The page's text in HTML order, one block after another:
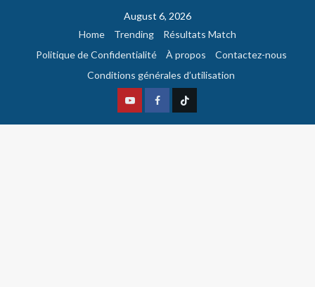
August 6, 2026
Home
Trending
Résultats Match
Politique de Confidentialité
À propos
Contactez-nous
Conditions générales d’utilisation